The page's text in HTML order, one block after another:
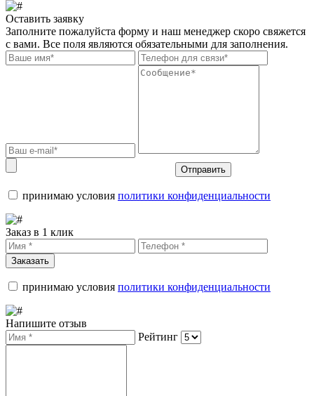
Оставить заявку
Заполните пожалуйста форму и наш менеджер скоро свяжется
с вами. Все поля являются обязательными для заполнения.
Отправить
принимаю условия политики конфиденциальности
Заказ в 1 клик
Заказать
принимаю условия политики конфиденциальности
Напишите отзыв
Рейтинг